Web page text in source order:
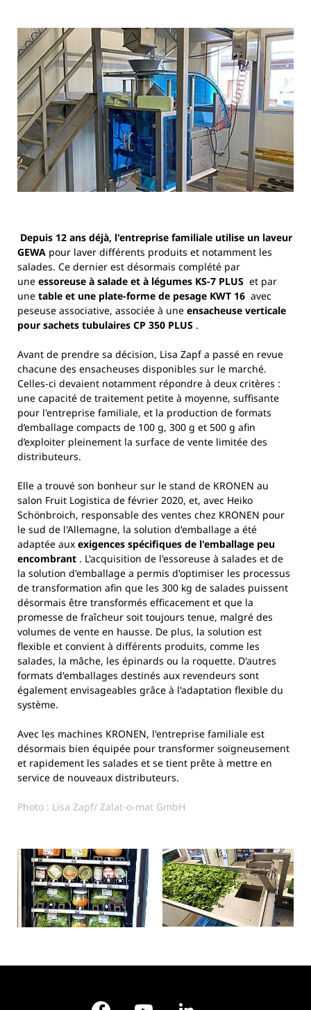
Depuis 12 ans déjà, l'entreprise familiale utilise un laveur
GEWA pour laver différents produits et notamment les
salades. Ce dernier est désormais complété par
une essoreuse à salade et à légumes KS-7 PLUS et par
une table et une plate-forme de pesage KWT 16 avec
peseuse associative, associée à une ensacheuse verticale
pour sachets tubulaires CP 350 PLUS .
Avant de prendre sa décision, Lisa Zapf a passé en revue
chacune des ensacheuses disponibles sur le marché.
Celles-ci devaient notamment répondre à deux critères :
une capacité de traitement petite à moyenne, suffisante
pour l'entreprise familiale, et la production de formats
d’emballage compacts de 100 g, 300 g et 500 g afin
d’exploiter pleinement la surface de vente limitée des
distributeurs.
Elle a trouvé son bonheur sur le stand de KRONEN au
salon Fruit Logistica de février 2020, et, avec Heiko
Schönbroich, responsable des ventes chez KRONEN pour
le sud de l'Allemagne, la solution d'emballage a été
adaptée aux exigences spécifiques de l'emballage peu
encombrant . L'acquisition de l'essoreuse à salades et de
la solution d'emballage a permis d'optimiser les processus
de transformation afin que les 300 kg de salades puissent
désormais être transformés efficacement et que la
promesse de fraîcheur soit toujours tenue, malgré des
volumes de vente en hausse. De plus, la solution est
flexible et convient à différents produits, comme les
salades, la mâche, les épinards ou la roquette. D'autres
formats d'emballages destinés aux revendeurs sont
également envisageables grâce à l'adaptation flexible du
système.
Avec les machines KRONEN, l'entreprise familiale est
désormais bien équipée pour transformer soigneusement
et rapidement les salades et se tient prête à mettre en
service de nouveaux distributeurs.
Photo : Lisa Zapf/ Zalat-o-mat GmbH
FacebookYouTube